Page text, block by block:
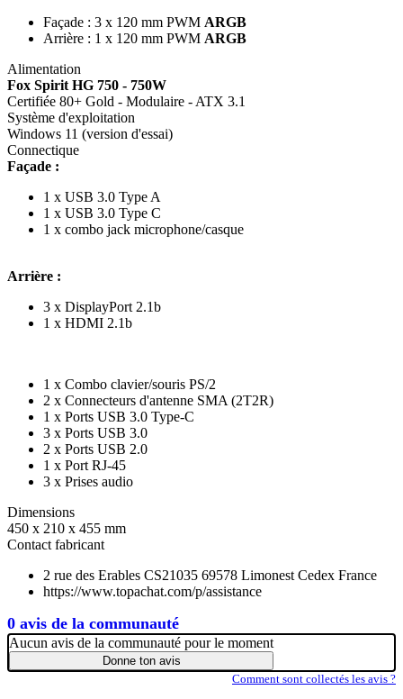
0 avis de la communauté
Façade : 3 x 120 mm PWM ARGB
Arrière : 1 x 120 mm PWM ARGB
Alimentation
Fox Spirit HG 750 - 750W
Certifiée 80+ Gold - Modulaire - ATX 3.1
Système d'exploitation
Windows 11 (version d'essai)
Connectique
Façade :
1 x USB 3.0 Type A
1 x USB 3.0 Type C
1 x combo jack microphone/casque
Arrière :
3 x DisplayPort 2.1b
1 x HDMI 2.1b
1 x Combo clavier/souris PS/2
2 x Connecteurs d'antenne SMA (2T2R)
1 x Ports USB 3.0 Type-C
3 x Ports USB 3.0
2 x Ports USB 2.0
1 x Port RJ-45
3 x Prises audio
Dimensions
450 x 210 x 455 mm
Contact fabricant
2 rue des Erables CS21035 69578 Limonest Cedex France
https://www.topachat.com/p/assistance
Aucun avis de la communauté pour le moment
Donne ton avis
Comment sont collectés les avis ?